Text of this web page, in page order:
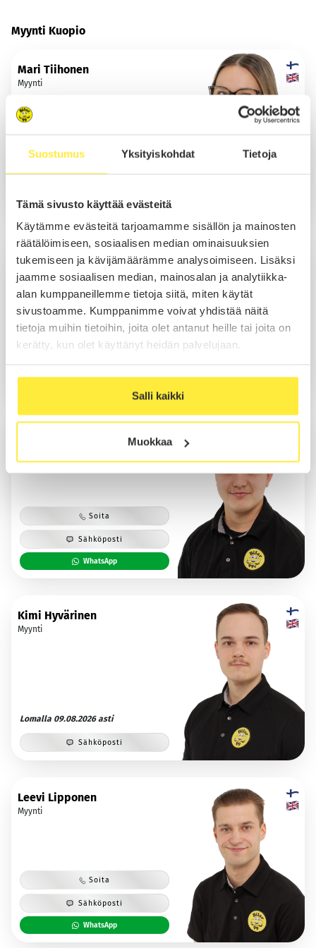
Suostumus Yksityiskohdat Tietoja
Tämä sivusto käyttää evästeitä
Käytämme evästeitä tarjoamamme sisällön ja mainosten
räätälöimiseen, sosiaalisen median ominaisuuksien
tukemiseen ja kävijämäärämme analysoimiseen. Lisäksi
jaamme sosiaalisen median, mainosalan ja analytiikka-
alan kumppaneillemme tietoja siitä, miten käytät
sivustoamme. Kumppanimme voivat yhdistää näitä
tietoja muihin tietoihin, joita olet antanut heille tai joita on
kerätty, kun olet käyttänyt heidän palvelujaan.
Salli kaikki
Muokkaa
Myynti Kuopio
Mari Tiihonen
Myynti
Lomalla 16.08.2026 asti
Daniel Tiitinen
Myynti
Soita
WhatsApp
Soita
Sähköposti
WhatsApp
Kimi Hyvärinen
Myynti
Lomalla 09.08.2026 asti
Sähköposti
Leevi Lipponen
Myynti
Soita
Sähköposti
WhatsApp